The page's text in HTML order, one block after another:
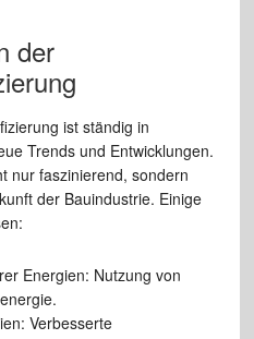
der
ist ständig in
Trends und Entwicklungen.
nur faszinierend, sondern
der Bauindustrie. Einige
Energien: Nutzung von
Verbesserte